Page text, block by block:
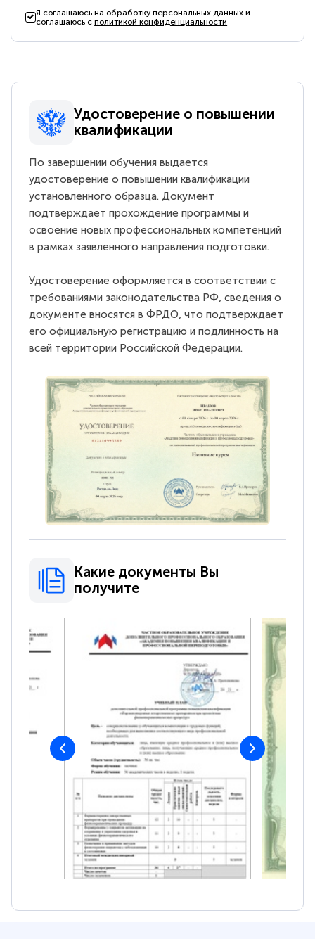
Я соглашаюсь на обработку персональных данных и
соглашаюсь сполитикой конфиденциальности
Удостоверение о повышении
квалификации
По завершении обучения выдается
удостоверение о повышении квалификации
установленного образца. Документ
подтверждает прохождение программы и
освоение новых профессиональных компетенций
в рамках заявленного направления подготовки.
Удостоверение оформляется в соответствии с
требованиями законодательства РФ, сведения о
документе вносятся в ФРДО, что подтверждает
его официальную регистрацию и подлинность на
всей территории Российской Федерации.
Какие документы Вы
получите